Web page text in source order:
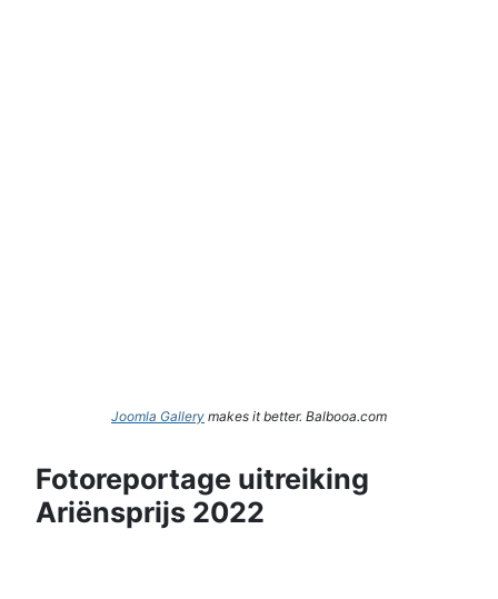
Joomla Gallery makes it better. Balbooa.com
Fotoreportage uitreiking
Ariënsprijs 2022